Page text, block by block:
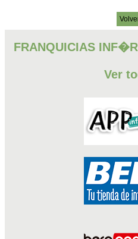
FRANQUICIAS
Ver